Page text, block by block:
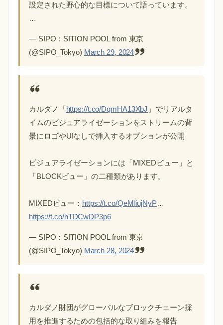
設定された野心的な目標について語っています。
…
— SIPO：SITION POOL from 東京
(@SIPO_Tokyo) March 29, 2024
カルダノ「 https://t.co/DqmHA13XbJ 」でリアルタ
イムのビジュアライゼーションをストリームの背
景にロゴやUIなしで挿入するオプションが公開
ビジュアライゼーションには「MIXEDビュー」と
「BLOCKビュー」の二種類があります。
MIXEDビュー： https://t.co/QeMIiujNyP…
https://t.co/hTDCwDP3p6
— SIPO：SITION POOL from 東京
(@SIPO_Tokyo) March 28, 2024
カルダノ財団がグローバルなブロックチェーン採
用を推進するための包括的な取り組みを報告